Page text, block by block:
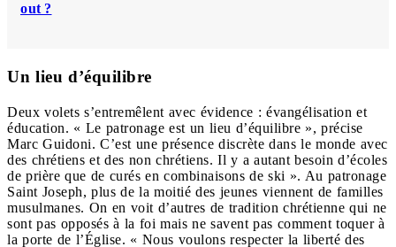
out ?
Un lieu d’équilibre
Deux volets s’entremêlent avec évidence : évangélisation et
éducation. « Le patronage est un lieu d’équilibre », précise
Marc Guidoni. C’est une présence discrète dans le monde avec
des chrétiens et des non chrétiens. Il y a autant besoin d’écoles
de prière que de curés en combinaisons de ski ». Au patronage
Saint Joseph, plus de la moitié des jeunes viennent de familles
musulmanes. On en voit d’autres de tradition chrétienne qui ne
sont pas opposés à la foi mais ne savent pas comment toquer à
la porte de l’Église. « Nous voulons respecter la liberté des